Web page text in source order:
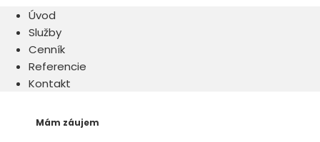
Úvod
Služby
Cenník
Referencie
Kontakt
Mám záujem